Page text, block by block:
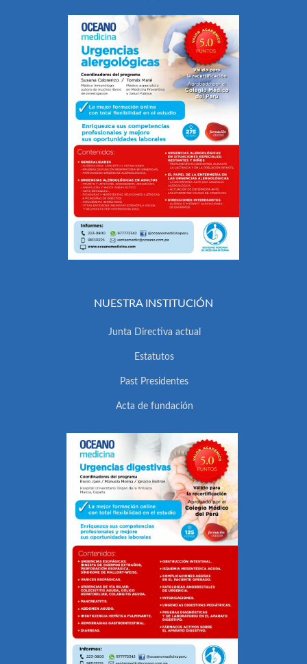
NUESTRA INSTITUCIÓN
Junta Directiva actual
Estatutos
Past Presidentes
Acta de fundación